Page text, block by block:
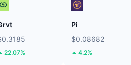
22.07%
Pi
$0.08682
4.2%